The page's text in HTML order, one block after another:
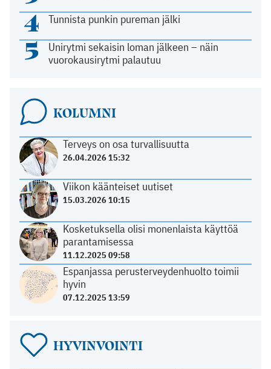
4 Tunnista punkin pureman jälki
5
Unirytmi sekaisin loman jälkeen – näin
vuorokausirytmi palautuu
KOLUMNI
Terveys on osa turvallisuutta
26.04.2026 15:32
Viikon käänteiset uutiset
15.03.2026 10:15
Kosketuksella olisi monenlaista käyttöä
parantamisessa
11.12.2025 09:58
Espanjassa perusterveydenhuolto toimii
hyvin
07.12.2025 13:59
HYVINVOINTI